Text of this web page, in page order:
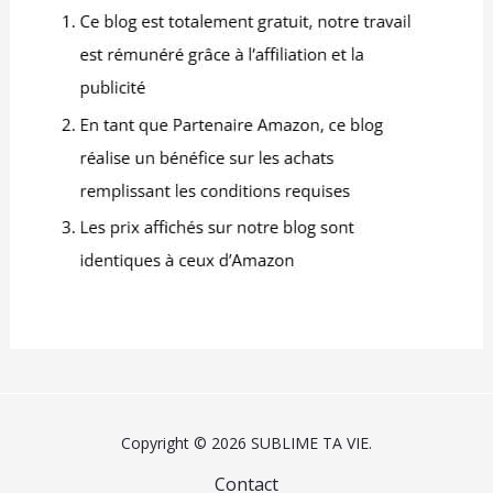
contrairement aux bols
en céramique ou en
verre, notre design en
résistant à la casse, idéal
pour les ménages avec
des enfants. Durable et
facile à transporter, il est
parfait pour un usage
quotidien et pour
recevoir des invités.
finition met en valeur le
Copyright © 2026 SUBLIME TA VIE.
Contact